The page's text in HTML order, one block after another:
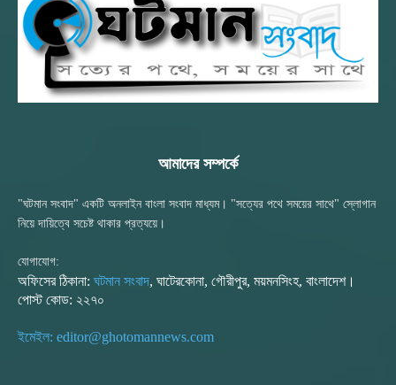
আমাদের সম্পর্কে
"ঘটমান সংবাদ" একটি অনলাইন বাংলা সংবাদ মাধ্যম। "সত্যের পথে সময়ের সাথে" স্লোগান
নিয়ে দায়িত্বে সচেষ্ট থাকার প্রত্যয়ে।
যোগাযোগ:
অফিসের ঠিকানা: ঘটমান সংবাদ, ঘাটেরকোনা, গৌরীপুর, ময়মনসিংহ, বাংলাদেশ।
পোস্ট কোড: ২২৭০
ইমেইল: editor@ghotomannews.com